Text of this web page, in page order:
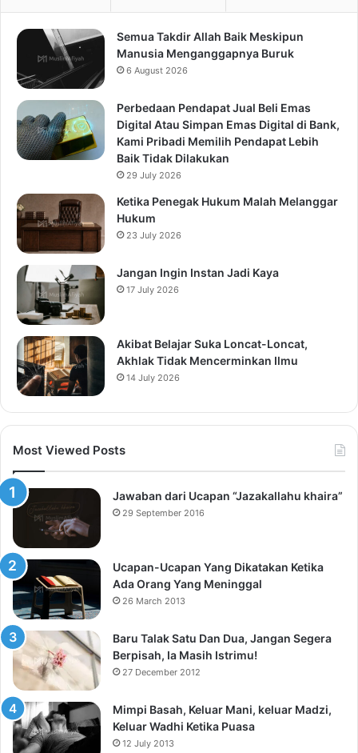
Semua Takdir Allah Baik Meskipun
Manusia Menganggapnya Buruk
6 August 2026
Perbedaan Pendapat Jual Beli Emas
Digital Atau Simpan Emas Digital di Bank,
Kami Pribadi Memilih Pendapat Lebih
Baik Tidak Dilakukan
29 July 2026
Ketika Penegak Hukum Malah Melanggar
Hukum
23 July 2026
Jangan Ingin Instan Jadi Kaya
17 July 2026
Akibat Belajar Suka Loncat-Loncat,
Akhlak Tidak Mencerminkan Ilmu
14 July 2026
Most Viewed Posts
Jawaban dari Ucapan “Jazakallahu khaira”
29 September 2016
Ucapan-Ucapan Yang Dikatakan Ketika
Ada Orang Yang Meninggal
26 March 2013
Baru Talak Satu Dan Dua, Jangan Segera
Berpisah, Ia Masih Istrimu!
27 December 2012
Mimpi Basah, Keluar Mani, keluar Madzi,
Keluar Wadhi Ketika Puasa
12 July 2013